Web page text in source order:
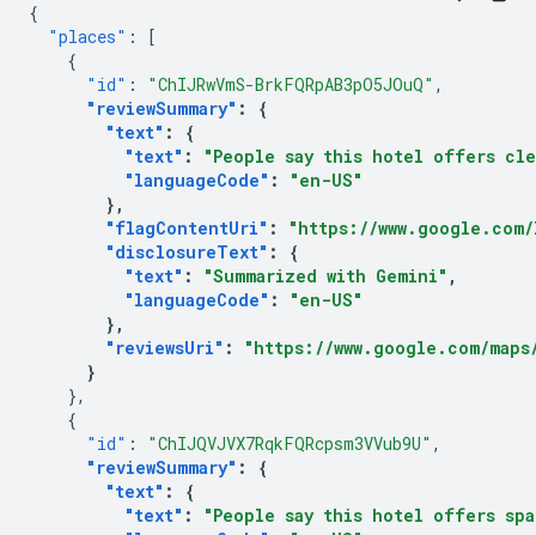
{
"places" :
[
{
"id" : "ChIJRwVmS-BrkFQRpAB3pO5JOuQ" ,
"reviewSummary" :
{
"text" :
{
"text" :
"People say this hotel offers
"languageCode" :
"en-US"
},
"flagContentUri" :
"https://www.google.com/
"disclosureText" :
{
"text" : "Summarized with Gemini" ,
"languageCode" :
"en-US"
},
"reviewsUri" :
"https://www.google.com/maps/
}
},
{
"id" : "ChIJQVJVX7RqkFQRcpsm3VVub9U" ,
"reviewSummary" :
{
"text" :
{
"text" :
"People say this hotel offers